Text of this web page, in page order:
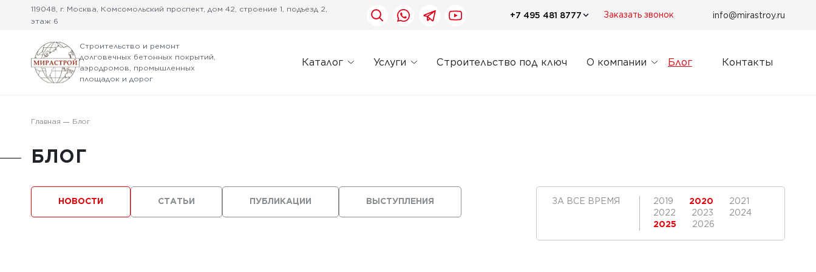
119048, г. Москва, Комсомольский проспект, дом 42, строение 1, подъезд 2,
этаж 6
+7 495 481 8777 Заказать звонок info@mirastroy.ru
Строительство и ремонт
долговечных бетонных покрытий,
аэродромов, промышленных
площадок и дорог
Каталог Услуги Строительство под ключ О компании Блог Контакты
Главная Блог
БЛОГ
ВЫСТУПЛЕНИЯ
ПУБЛИКАЦИИ
НОВОСТИ СТАТЬИ ЗА ВСЕ ВРЕМЯ 2019 2020
2021
2022
2023
2024
2025
2026